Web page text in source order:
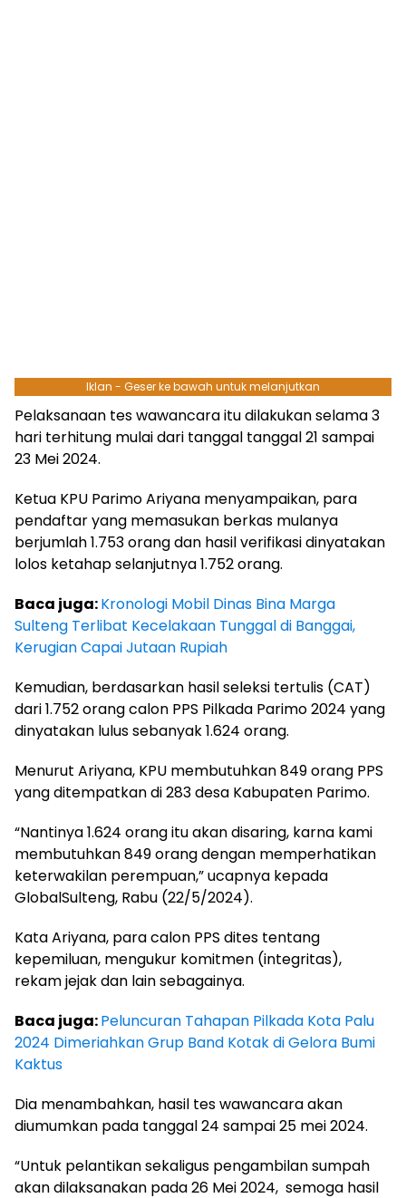
Iklan - Geser ke bawah untuk melanjutkan
Pelaksanaan tes wawancara itu dilakukan selama 3
hari terhitung mulai dari tanggal tanggal 21 sampai
23 Mei 2024.
Ketua KPU Parimo Ariyana menyampaikan, para
pendaftar yang memasukan berkas mulanya
berjumlah 1.753 orang dan hasil verifikasi dinyatakan
lolos ketahap selanjutnya 1.752 orang.
Baca juga:Kronologi Mobil Dinas Bina Marga
Sulteng Terlibat Kecelakaan Tunggal di Banggai,
Kerugian Capai Jutaan Rupiah
Kemudian, berdasarkan hasil seleksi tertulis (CAT)
dari 1.752 orang calon PPS Pilkada Parimo 2024 yang
dinyatakan lulus sebanyak 1.624 orang.
Menurut Ariyana, KPU membutuhkan 849 orang PPS
yang ditempatkan di 283 desa Kabupaten Parimo.
“Nantinya 1.624 orang itu akan disaring, karna kami
membutuhkan 849 orang dengan memperhatikan
keterwakilan perempuan,” ucapnya kepada
GlobalSulteng, Rabu (22/5/2024).
Kata Ariyana, para calon PPS dites tentang
kepemiluan, mengukur komitmen (integritas),
rekam jejak dan lain sebagainya.
Baca juga:Peluncuran Tahapan Pilkada Kota Palu
2024 Dimeriahkan Grup Band Kotak di Gelora Bumi
Kaktus
Dia menambahkan, hasil tes wawancara akan
diumumkan pada tanggal 24 sampai 25 mei 2024.
“Untuk pelantikan sekaligus pengambilan sumpah
akan dilaksanakan pada 26 Mei 2024, semoga hasil